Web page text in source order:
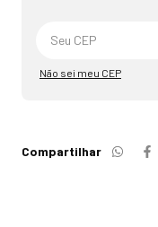
Não sei meu CEP
Compartilhar